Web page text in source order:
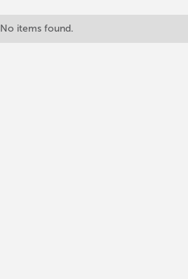
No items found.